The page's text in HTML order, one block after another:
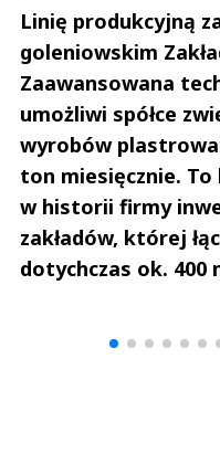
Linię produkcyjną
goleniowskim
Zaawansowana
umożliwi spółce
wyrobów
ton miesięcznie.
w historii firmy
zakładów, której
dotychczas ok. 400